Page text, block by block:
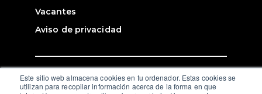
Este sitio web almacena cookies en tu ordenador. Estas cookies se
utilizan para recopilar información acerca de la forma en que
Vacantes
Aviso de privacidad
© 2026. Paragraph. All Rights Reserved.